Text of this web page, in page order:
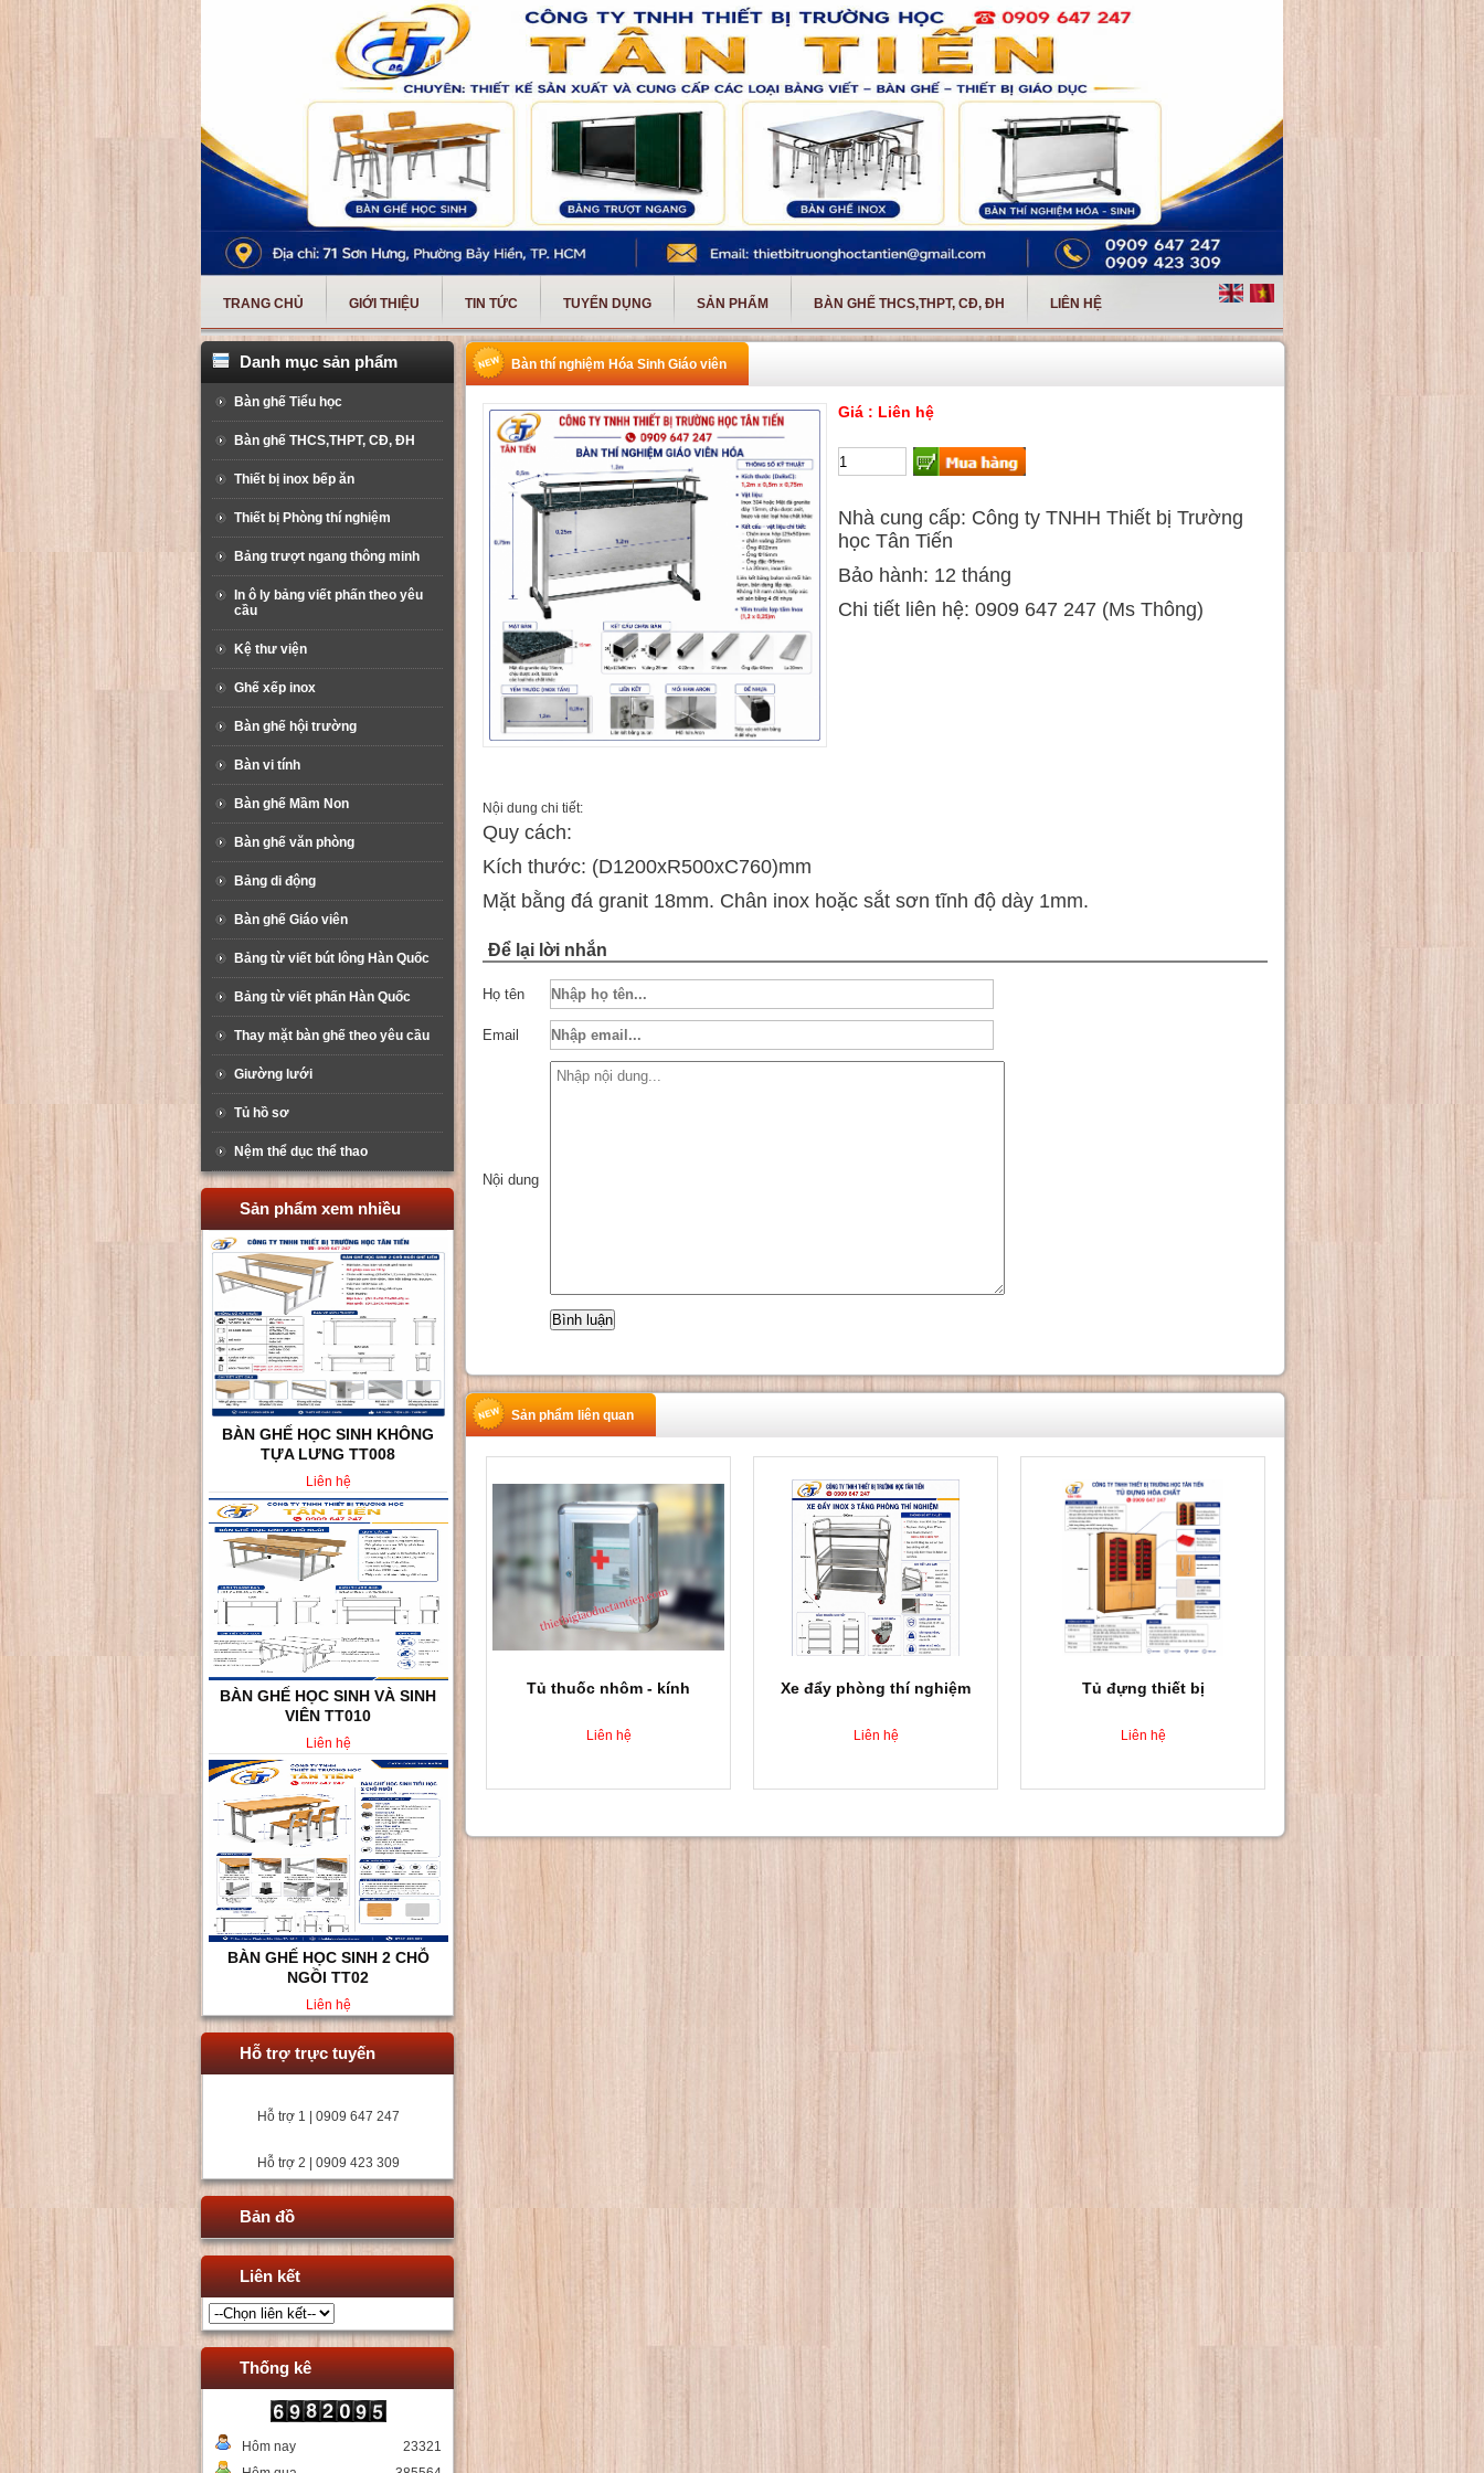
TRANG CHỦ GIỚI THIỆU TIN TỨC TUYỂN DỤNG SẢN PHẨM BÀN GHẾ THCS,THPT, CĐ, ĐH LIÊN HỆ
Danh mục sản phẩm
Bàn ghế Tiểu học
Bàn ghế THCS,THPT, CĐ, ĐH
Thiết bị inox bếp ăn
Thiết bị Phòng thí nghiệm
Bảng trượt ngang thông minh
In ô ly bảng viết phấn theo yêu
cầu
Kệ thư viện
Ghế xếp inox
Bàn ghế hội trường
Bàn vi tính
Bàn ghế Mầm Non
Bàn ghế văn phòng
Bảng di động
Bàn ghế Giáo viên
Bảng từ viết bút lông Hàn Quốc
Bảng từ viết phấn Hàn Quốc
Thay mặt bàn ghế theo yêu cầu
Giường lưới
Tủ hồ sơ
Nệm thể dục thể thao
Sản phẩm xem nhiều
BÀN GHẾ HỌC SINH KHÔNG
TỰA LƯNG TT008
Liên hệ
BÀN GHẾ HỌC SINH VÀ SINH
VIÊN TT010
Liên hệ
BÀN GHẾ HỌC SINH 2 CHỖ
NGỒI TT02
Liên hệ
Hỗ trợ trực tuyến
Hỗ trợ 1 | 0909 647 247
Hỗ trợ 2 | 0909 423 309
Bản đồ
Liên kết
Thống kê
Hôm nay
23321
Bàn thí nghiệm Hóa Sinh Giáo viên
Giá : Liên hệ
Nhà cung cấp: Công ty TNHH Thiết bị Trường
học Tân Tiến
Bảo hành: 12 tháng
Chi tiết liên hệ: 0909 647 247 (Ms Thông)
Nội dung chi tiết:
Quy cách:
Kích thước: (D1200xR500xC760)mm
Mặt bằng đá granit 18mm. Chân inox hoặc sắt sơn tĩnh độ dày 1mm.
Để lại lời nhắn
Họ tên
Email
Nội dung
Sản phẩm liên quan
Tủ thuốc nhôm - kính
Liên hệ
Xe đẩy phòng thí nghiệm
Liên hệ
Tủ đựng thiết bị
Liên hệ